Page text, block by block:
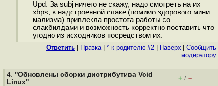
Upd. За subj ничего не скажу, надо смотреть на их
xbps, в надстроенной слаке (помимо здорового мини
мализма) привлекла простота работы со
слакбилдами и возможность корректно поставить что
угодно из исходников посредством их.
Ответить Правка| ^ к родителю #2 Наверх
Cообщить
модератору
4. "Обновлены сборки дистрибутива Void
Linux"
+ / –